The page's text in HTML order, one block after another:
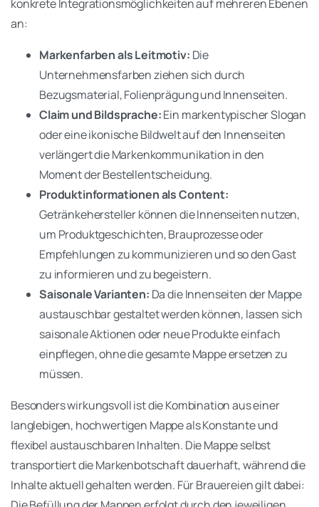
konkrete Integrationsmöglichkeiten auf mehreren Ebenen
an:
Markenfarben als Leitmotiv: Die
Unternehmensfarben ziehen sich durch
Bezugsmaterial, Folienprägung und Innenseiten.
Claim und Bildsprache:Ein markentypischer Slogan
oder eine ikonische Bildwelt auf den Innenseiten
verlängert die Markenkommunikation in den
Moment der Bestellentscheidung.
Produktinformationen als Content:
Getränkehersteller können die Innenseiten nutzen,
um Produktgeschichten, Brauprozesse oder
Empfehlungen zu kommunizieren und so den Gast
zu informieren und zu begeistern.
Saisonale Varianten: Da die Innenseiten der Mappe
austauschbar gestaltet werden können, lassen sich
saisonale Aktionen oder neue Produkte einfach
einpflegen, ohne die gesamte Mappe ersetzen zu
müssen.
Besonders wirkungsvoll ist die Kombination aus einer
langlebigen, hochwertigen Mappe als Konstante und
flexibel austauschbaren Inhalten. Die Mappe selbst
transportiert die Markenbotschaft dauerhaft, während die
Inhalte aktuell gehalten werden. Für Brauereien gilt dabei: